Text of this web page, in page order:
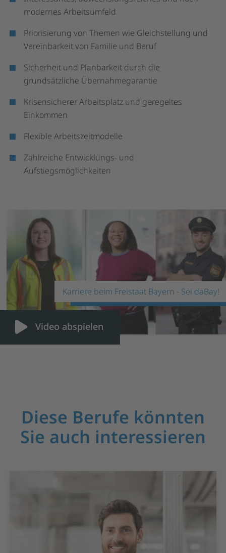
modernes Arbeitsumfeld
Priorisierung von Themen wie Gleichstellung und
Vereinbarkeit von Familie und Beruf
Sicherheit und Planbarkeit durch die
grundsätzliche Übernahmegarantie
Krisensicherer Arbeitsplatz und geregeltes
Einkommen
Flexible Arbeitszeitmodelle
Zahlreiche Entwicklungs- und
Aufstiegsmöglichkeiten
Karriere beim Freistaat Bayern - Sei daBay!
Video abspielen
Diese Berufe könnten
Sie auch interessieren